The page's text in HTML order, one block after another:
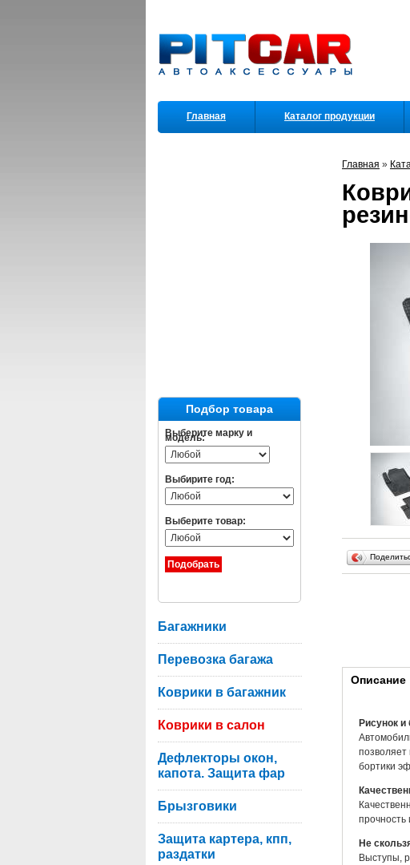
Главная »
Описание
Рисунок и
позволяет
бортики
прочность
Не
Выступы,
Главная Каталог продукции
Подбор товара
Выберите марку и
модель:
Выбирите год:
Выберите товар:
Багажники
Перевозка багажа
Коврики в багажник
Коврики в салон
Дефлекторы окон,
капота. Защита фар
Брызговики
Защита картера, кпп,
раздатки